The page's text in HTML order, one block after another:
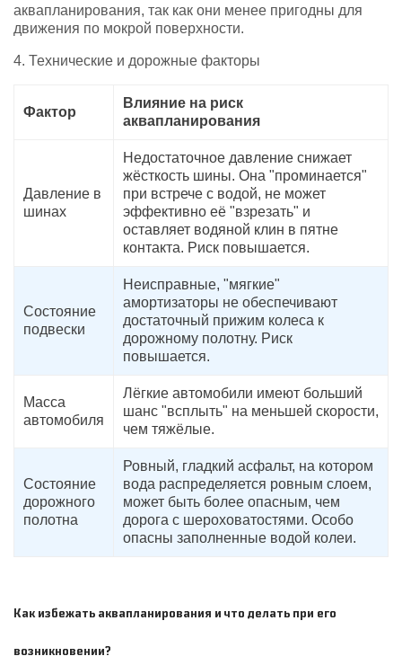
аквапланирования, так как они менее пригодны для
движения по мокрой поверхности.
4. Технические и дорожные факторы
Фактор
Влияние на риск
аквапланирования
Давление в
шинах
Недостаточное давление снижает
жёсткость шины. Она "проминается"
при встрече с водой, не может
эффективно её "взрезать" и
оставляет водяной клин в пятне
контакта. Риск повышается.
Состояние
подвески
Неисправные, "мягкие"
амортизаторы не обеспечивают
достаточный прижим колеса к
дорожному полотну. Риск
повышается.
Масса
автомобиля
Лёгкие автомобили имеют больший
шанс "всплыть" на меньшей скорости,
чем тяжёлые.
Состояние
дорожного
полотна
Ровный, гладкий асфальт, на котором
вода распределяется ровным слоем,
может быть более опасным, чем
дорога с шероховатостями. Особо
опасны заполненные водой колеи.
Как избежать аквапланирования и что делать при его
возникновении?